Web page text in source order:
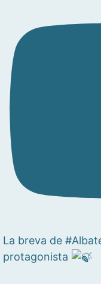
La breva de
protagonista